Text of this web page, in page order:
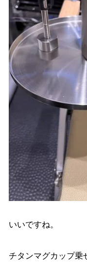
いいですね。
チタンマグカップ乗